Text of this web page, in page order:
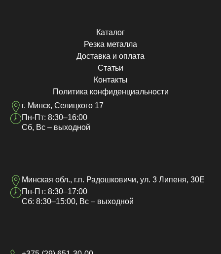
Каталог
Резка металла
Доставка и оплата
Статьи
Контакты
Политика конфиденциальности
г. Минск, Селицкого 17
Пн-Пт: 8:30–16:00
Сб, Вс – выходной
Минская обл., г.п. Радошковичи, ул. 3 Липеня, 30Е
Пн-Пт: 8:30–17:00
Сб: 8:30–15:00, Вс – выходной